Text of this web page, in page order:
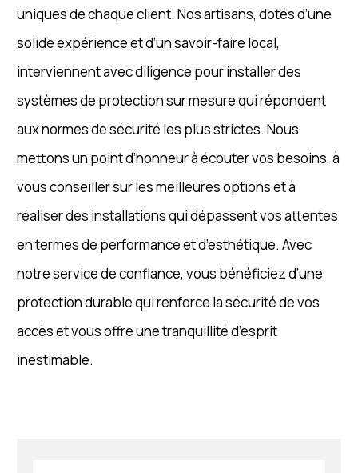
uniques de chaque client. Nos artisans, dotés d’une
solide expérience et d’un savoir-faire local,
interviennent avec diligence pour installer des
systèmes de protection sur mesure qui répondent
aux normes de sécurité les plus strictes. Nous
mettons un point d’honneur à écouter vos besoins, à
vous conseiller sur les meilleures options et à
réaliser des installations qui dépassent vos attentes
en termes de performance et d’esthétique. Avec
notre service de confiance, vous bénéficiez d’une
protection durable qui renforce la sécurité de vos
accès et vous offre une tranquillité d’esprit
inestimable.